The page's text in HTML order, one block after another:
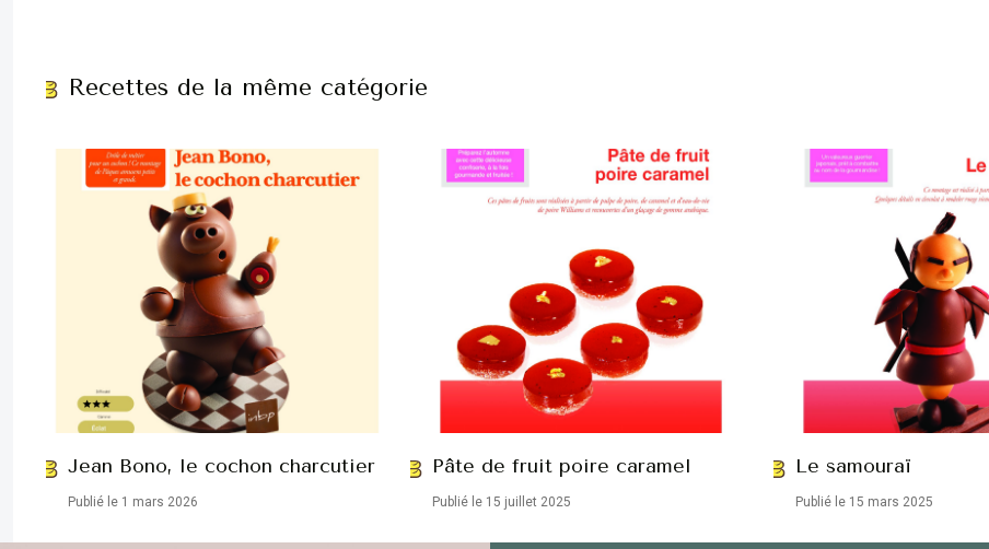
Recettes de la même catégorie
Jean Bono, le cochon charcutier
Publié le 1 mars 2026
Pâte de fruit poire caramel
Publié le 15 juillet 2025
Le samouraï
Publié le 15 mars 2025